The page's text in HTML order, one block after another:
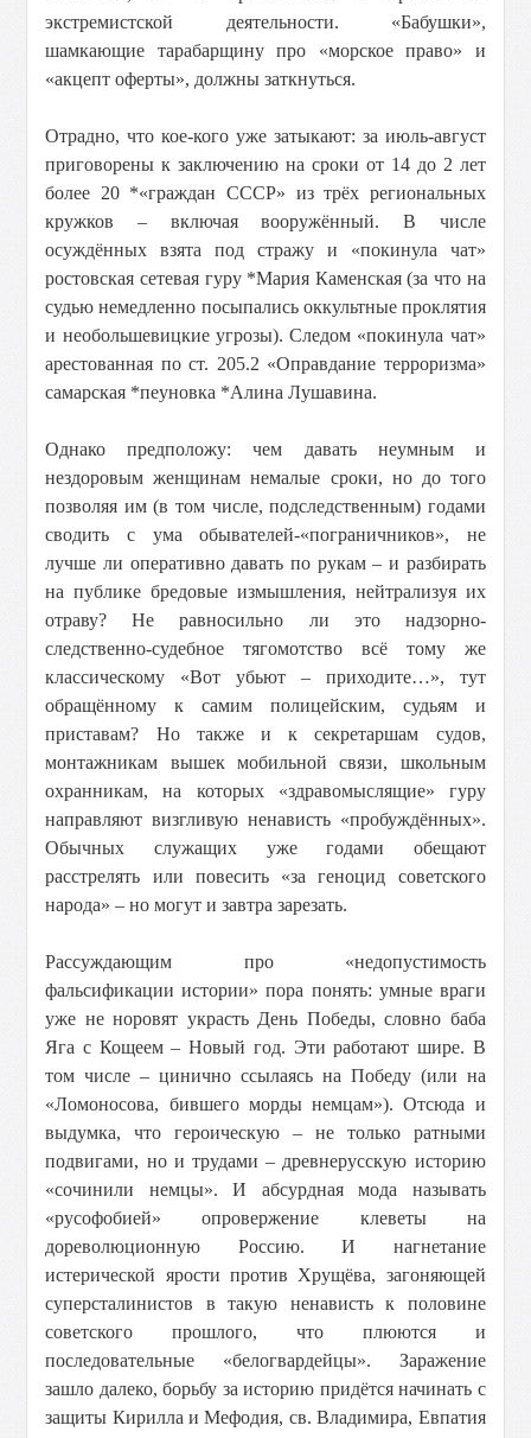
экстремистской деятельности. «Бабушки»,
шамкающие тарабарщину про «морское право» и
«акцепт оферты», должны заткнуться.
Отрадно, что кое-кого уже затыкают: за июль-август
приговорены к заключению на сроки от 14 до 2 лет
более 20 *«граждан СССР» из трёх региональных
кружков – включая вооружённый. В числе
осуждённых взята под стражу и «покинула чат»
ростовская сетевая гуру *Мария Каменская (за что на
судью немедленно посыпались оккультные проклятия
и необольшевицкие угрозы). Следом «покинула чат»
арестованная по ст. 205.2 «Оправдание терроризма»
самарская *пеуновка *Алина Лушавина.
Однако предположу: чем давать неумным и
нездоровым женщинам немалые сроки, но до того
позволяя им (в том числе, подследственным) годами
сводить с ума обывателей-«пограничников», не
лучше ли оперативно давать по рукам – и разбирать
на публике бредовые измышления, нейтрализуя их
отраву? Не равносильно ли это надзорно-
следственно-судебное тягомотство всё тому же
классическому «Вот убьют – приходите…», тут
обращённому к самим полицейским, судьям и
приставам? Но также и к секретаршам судов,
монтажникам вышек мобильной связи, школьным
охранникам, на которых «здравомыслящие» гуру
направляют визгливую ненависть «пробуждённых».
Обычных служащих уже годами обещают
расстрелять или повесить «за геноцид советского
народа» – но могут и завтра зарезать.
Рассуждающим про «недопустимость
фальсификации истории» пора понять: умные враги
уже не норовят украсть День Победы, словно баба
Яга с Кощеем – Новый год. Эти работают шире. В
том числе – цинично ссылаясь на Победу (или на
«Ломоносова, бившего морды немцам»). Отсюда и
выдумка, что героическую – не только ратными
подвигами, но и трудами – древнерусскую историю
«сочинили немцы». И абсурдная мода называть
«русофобией» опровержение клеветы на
дореволюционную Россию. И нагнетание
истерической ярости против Хрущёва, загоняющей
суперсталинистов в такую ненависть к половине
советского прошлого, что плюются и
последовательные «белогвардейцы». Заражение
зашло далеко, борьбу за историю придётся начинать с
защиты Кирилла и Мефодия, св. Владимира, Евпатия